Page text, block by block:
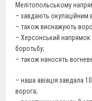
Мелітопольському
– завдають окупаційним
– також виснажують
– Херсонський напрямок
боротьбу;
– також наносять
– наша авіація завдала
ворога;